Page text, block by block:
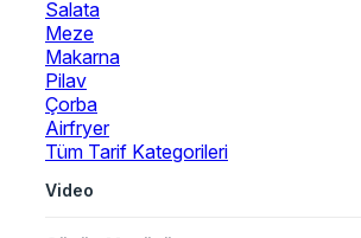
Salata
Meze
Makarna
Pilav
Çorba
Airfryer
Tüm Tarif Kategorileri
Video